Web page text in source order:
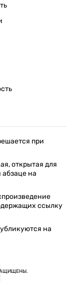
при
открытая для
на
ссылку
на